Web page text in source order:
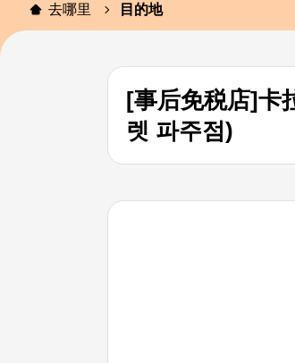
去哪里 目的地
[事后免税店]卡
렛 파주점)